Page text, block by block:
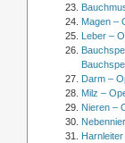
Magen –
Leber –
Darm –
Milz –
Nieren –